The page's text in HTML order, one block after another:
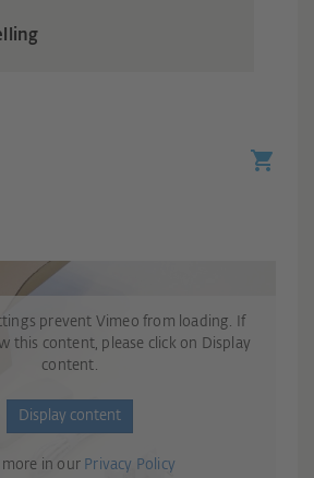
prevent Vimeo from loading. If
this content, please click on Display
content.
Display content
more in our Privacy Policy